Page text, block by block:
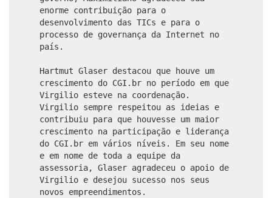
enorme contribuição para o
desenvolvimento das TICs e para o
processo de governança da Internet no
país.
Hartmut Glaser destacou que houve um
crescimento do CGI.br no período em que
Virgilio esteve na coordenação.
Virgilio sempre respeitou as ideias e
contribuiu para que houvesse um maior
crescimento na participação e liderança
do CGI.br em vários níveis. Em seu nome
e em nome de toda a equipe da
assessoria, Glaser agradeceu o apoio de
Virgilio e desejou sucesso nos seus
novos empreendimentos.